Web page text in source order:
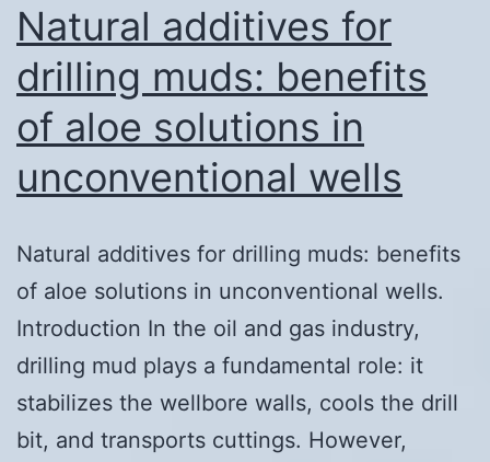
Natural additives for
drilling muds: benefits
of aloe solutions in
unconventional wells
Natural additives for drilling muds: benefits
of aloe solutions in unconventional wells.
Introduction In the oil and gas industry,
drilling mud plays a fundamental role: it
stabilizes the wellbore walls, cools the drill
bit, and transports cuttings. However,